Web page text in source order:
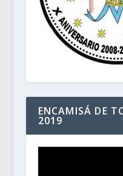
ENCAMISÁ DE
2019